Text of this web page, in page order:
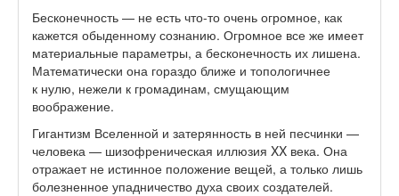
Бесконечность — не есть что-то очень огромное, как
кажется обыденному сознанию. Огромное все же имеет
материальные параметры, а бесконечность их лишена.
Математически она гораздо ближе и топологичнее
к нулю, нежели к громадинам, смущающим
воображение.
Гигантизм Вселенной и затерянность в ней песчинки —
человека — шизофреническая иллюзия XX века. Она
отражает не истинное положение вещей, а только лишь
болезненное упадничество духа своих создателей.